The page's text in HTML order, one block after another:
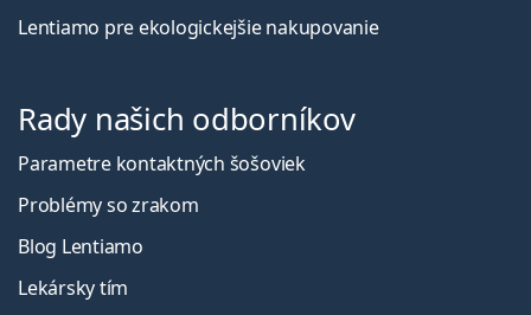
Lentiamo pre ekologickejšie nakupovanie
Rady našich odborníkov
Parametre kontaktných šošoviek
Problémy so zrakom
Blog Lentiamo
Lekársky tím